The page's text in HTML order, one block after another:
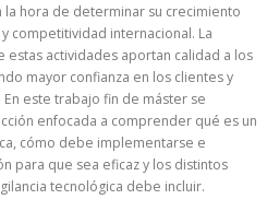
la hora de determinar su crecimiento
competitividad internacional. La
estas actividades aportan calidad a los
mayor confianza en los clientes y
este trabajo fin de máster se
enfocada a comprender qué es un
cómo debe implementarse e
para que sea eficaz y los distintos
tecnológica debe incluir.